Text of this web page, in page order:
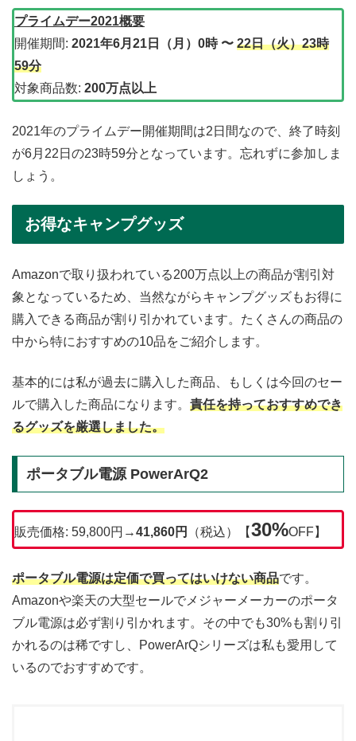
プライムデー2021概要
開催期間: 2021年6月21日（月）0時 〜 22日（火）23時
59分
対象商品数: 200万点以上
2021年のプライムデー開催期間は2日間なので、終了時刻
が6月22日の23時59分となっています。忘れずに参加しま
しょう。
お得なキャンプグッズ
Amazonで取り扱われている200万点以上の商品が割引対
象となっているため、当然ながらキャンプグッズもお得に
購入できる商品が割り引かれています。たくさんの商品の
中から特におすすめの10品をご紹介します。
基本的には私が過去に購入した商品、もしくは今回のセー
ルで購入した商品になります。 責任を持っておすすめでき
るグッズを厳選しました。
ポータブル電源 PowerArQ2
販売価格: 59,800円→41,860円 （税込）【30%OFF】
ポータブル電源は定価で買ってはいけない商品です。
Amazonや楽天の大型セールでメジャーメーカーのポータ
ブル電源は必ず割り引かれます。その中でも30%も割り引
かれるのは稀ですし、PowerArQシリーズは私も愛用して
いるのでおすすめです。